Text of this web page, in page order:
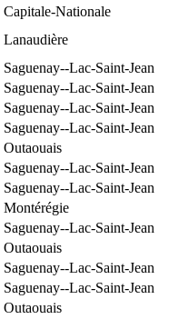
Capitale-Nationale
Lanaudière
Saguenay--Lac-Saint-Jean
Saguenay--Lac-Saint-Jean
Saguenay--Lac-Saint-Jean
Saguenay--Lac-Saint-Jean
Outaouais
Saguenay--Lac-Saint-Jean
Saguenay--Lac-Saint-Jean
Montérégie
Saguenay--Lac-Saint-Jean
Outaouais
Saguenay--Lac-Saint-Jean
Saguenay--Lac-Saint-Jean
Outaouais